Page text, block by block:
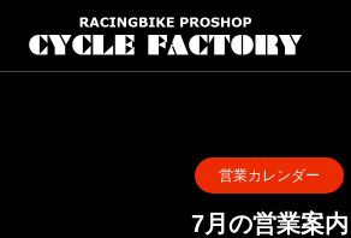
営業カレンダー
7月の営業案内